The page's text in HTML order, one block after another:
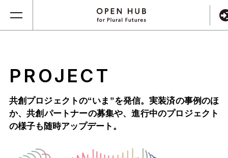
PROJECT
共創プロジェクトの“いま”を発信。実装済の事例のほ
か、共創パートナーの募集や、進行中のプロジェクト
の様子も随時アップデート。